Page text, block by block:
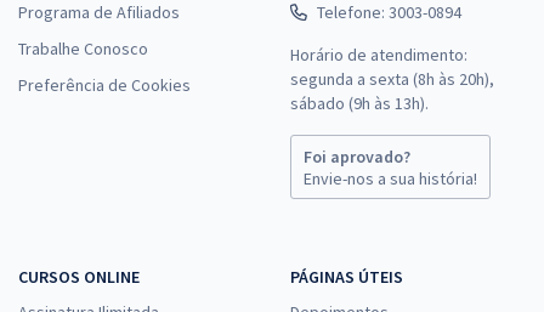
Programa de Afiliados
Trabalhe Conosco
Preferência de Cookies
Telefone: 3003-0894
Horário de atendimento:
segunda a sexta (8h às 20h),
sábado (9h às 13h).
Foi aprovado?
Envie-nos a sua história!
CURSOS ONLINE
PÁGINAS ÚTEIS